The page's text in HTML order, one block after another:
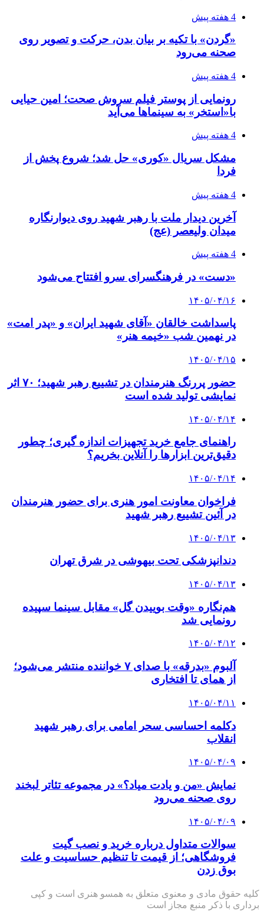
4 هفته پیش
«گردن» با تکیه بر بیان بدن، حرکت و تصویر روی
صحنه می‌رود
4 هفته پیش
رونمایی از پوستر فیلم سروش صحت؛ امین حیایی
با«استخر» به سینماها می‌آید
4 هفته پیش
مشکل سریال «کوری» حل شد؛ شروع پخش از
فردا
4 هفته پیش
آخرین دیدار ملت با رهبر شهید روی دیوارنگاره
میدان ولیعصر (عج)
4 هفته پیش
«دست» در فرهنگسرای سرو افتتاح می‌شود
۱۴۰۵/۰۴/۱۶
پاسداشت خالقان «آقای شهید ایران» و «پدر امت»
در نهمین شب «خیمه هنر»
۱۴۰۵/۰۴/۱۵
حضور پررنگ هنرمندان در تشییع رهبر شهید؛ ۷۰ اثر
نمایشی تولید شده است
۱۴۰۵/۰۴/۱۴
راهنمای جامع خرید تجهیزات اندازه گیری؛ چطور
دقیق‌ترین ابزارها را آنلاین بخریم؟
۱۴۰۵/۰۴/۱۴
فراخوان معاونت امور هنری برای حضور هنرمندان
در آئین تشییع رهبر شهید
۱۴۰۵/۰۴/۱۳
دندانپزشکی تحت بیهوشی در شرق تهران
۱۴۰۵/۰۴/۱۳
هم‌نگاره «وقت بوییدن گل» مقابل سینما سپیده
رونمایی شد
۱۴۰۵/۰۴/۱۲
آلبوم «بدرقه» با صدای ۷ خواننده منتشر می‌شود؛
از همای تا افتخاری
۱۴۰۵/۰۴/۱۱
دکلمه‌ احساسی سحر امامی برای رهبر شهید
انقلاب
۱۴۰۵/۰۴/۰۹
نمایش «من و یادت میاد؟» در مجموعه تئاتر لبخند
روی صحنه می‌رود
۱۴۰۵/۰۴/۰۹
سوالات متداول درباره خرید و نصب گیت
فروشگاهی؛ از قیمت تا تنظیم حساسیت و علت
بوق زدن
کلیه حقوق مادی و معنوی متعلق به همسو هنری است و کپی
برداری با ذکر منبع مجاز است